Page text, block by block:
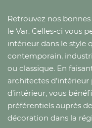
Retrouvez nos
le Var. Celles-ci vous
intérieur dans le style
contemporain,
ou classique. En
architectes
d’intérieur, vous
préférentiels auprès
décoration dans la